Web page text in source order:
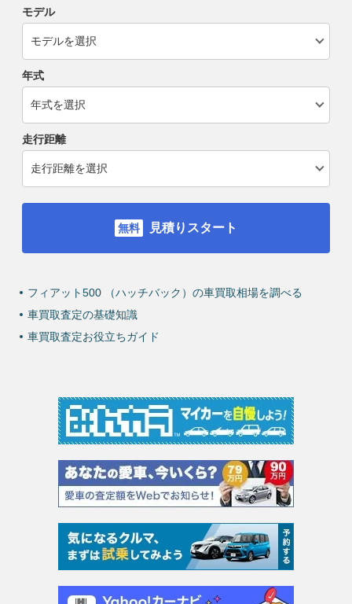
モデル
年式
走行距離
見積りスタート
フィアット500 （ハッチバック）の車買取相場を調べる
車買取査定の基礎知識
車買取査定お役立ちガイド